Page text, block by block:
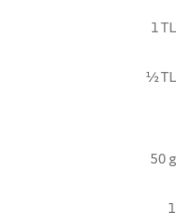
1 TL
½ TL
50 g
1